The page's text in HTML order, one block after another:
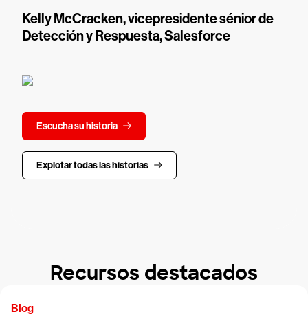
Kelly McCracken, vicepresidente sénior de
Detección y Respuesta, Salesforce
Escucha su historia
Explotar todas las historias
Recursos destacados
Blog